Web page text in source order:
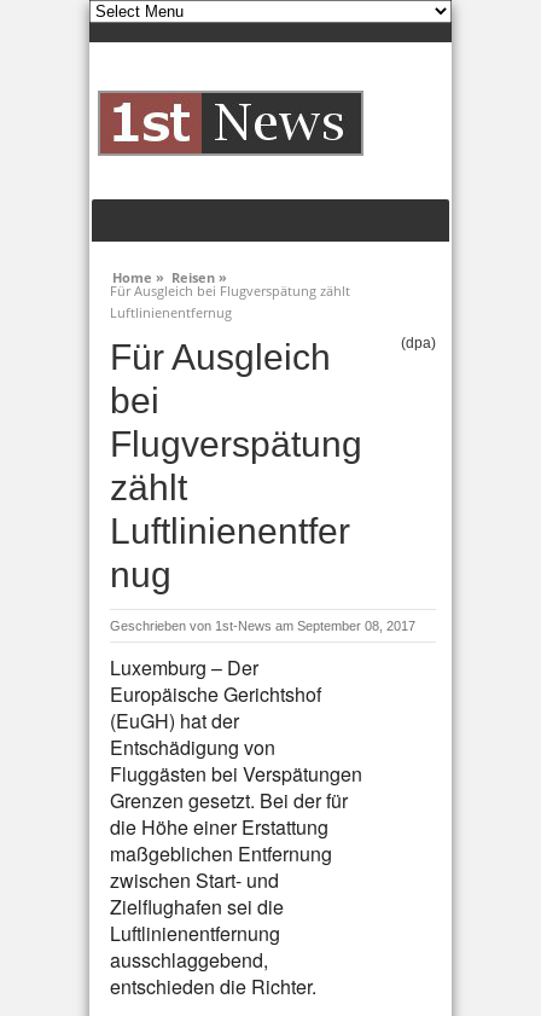
Home » Reisen »
Für Ausgleich bei Flugverspätung zählt
Luftlinienentfernug
Für Ausgleich
bei
Flugverspätung
zählt
Luftlinienentfer
nug
(dpa)
Geschrieben von 1st-News am September 08, 2017
Luxemburg – Der
Europäische Gerichtshof
(EuGH) hat der
Entschädigung von
Fluggästen bei Verspätungen
Grenzen gesetzt. Bei der für
die Höhe einer Erstattung
maßgeblichen Entfernung
zwischen Start- und
Zielflughafen sei die
Luftlinienentfernung
ausschlaggebend,
entschieden die Richter.